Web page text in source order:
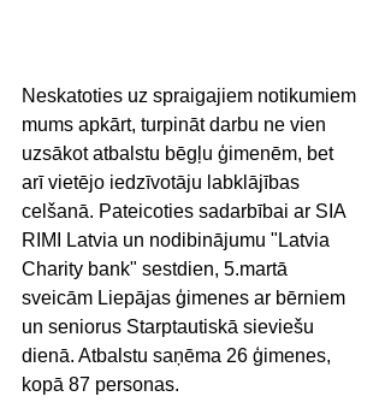
Neskatoties uz spraigajiem notikumiem
mums apkārt, turpināt darbu ne vien
uzsākot atbalstu bēgļu ģimenēm, bet
arī vietējo iedzīvotāju labklājības
celšanā. Pateicoties sadarbībai ar SIA
RIMI Latvia un nodibinājumu "Latvia
Charity bank" sestdien, 5.martā
sveicām Liepājas ģimenes ar bērniem
un seniorus Starptautiskā sieviešu
dienā. Atbalstu saņēma 26 ģimenes,
kopā 87 personas.